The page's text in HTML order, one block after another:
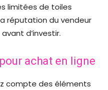
limitées de toiles
réputation du vendeur
d’investir.
achat en ligne
compte des éléments